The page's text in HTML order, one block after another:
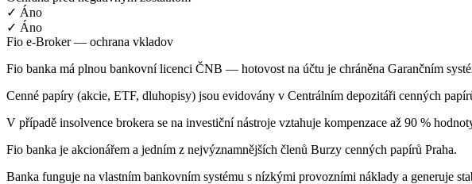
✓ Áno
✓ Áno
Fio e-Broker — ochrana vkladov
Fio banka má plnou bankovní licenci ČNB — hotovost na účtu je chráněna Garančním
Cenné papíry (akcie, ETF, dluhopisy) jsou evidovány v Centrálním depozitáři cenných
V případě insolvence brokera se na investiční nástroje vztahuje kompenzace až 90 %
Fio banka je akcionářem a jedním z nejvýznamnějších členů Burzy cenných papírů Praha.
Banka funguje na vlastním bankovním systému s nízkými provozními náklady a generuje